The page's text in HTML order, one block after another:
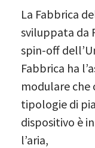
La Fabbrica
sviluppata da
spin-off
Fabbrica ha
modulare che
tipologie di
dispositivo è
l’aria,